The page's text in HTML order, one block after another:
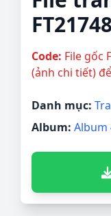
FT21748
Code: File gốc
(ảnh chi tiết)
Danh mục:
Album: Album